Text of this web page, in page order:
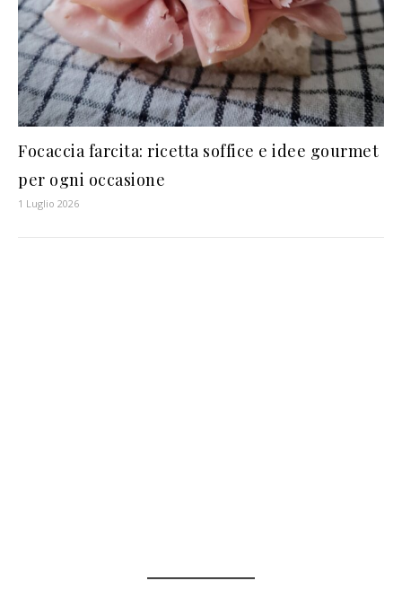
Focaccia farcita: ricetta soffice e idee gourmet
per ogni occasione
1 Luglio 2026